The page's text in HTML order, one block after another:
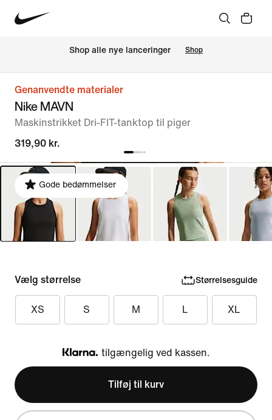
Shop alle nye lanceringer Shop
Genanvendte materialer
Nike MAVN
Maskinstrikket Dri-FIT-tanktop til piger
319,90 kr.
Gode bedømmelser
Vælg størrelse Størrelsesguide
XS S M L XL
Klarna
tilgængelig ved kassen.
Tilføj til kurv